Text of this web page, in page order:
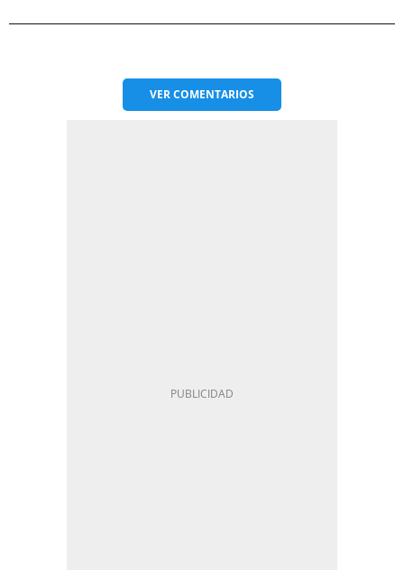
VERCOMENTARIOS